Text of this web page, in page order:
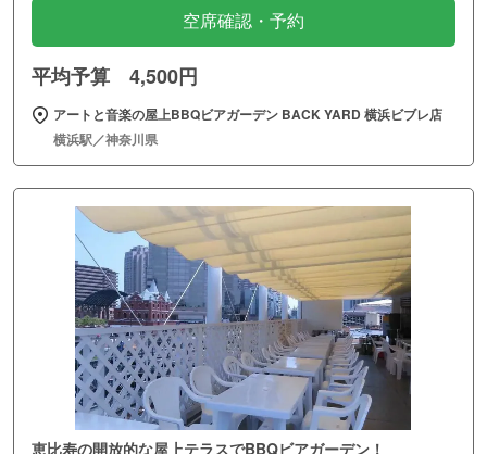
空席確認・予約
平均予算 4,500円
アートと音楽の屋上BBQビアガーデン BACK YARD 横浜ビブレ店
横浜駅／神奈川県
恵比寿の開放的な屋上テラスでBBQビアガーデン！